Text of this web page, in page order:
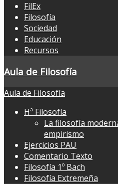
FilEx
Filosofía
Sociedad
Educación
Recursos
Aula de Filosofía
Aula de Filosofía
Hª Filosofía
La filosofía
empirismo
Ejercicios PAU
Comentario Texto
Filosofía 1º Bach
Filosofía Extremeña